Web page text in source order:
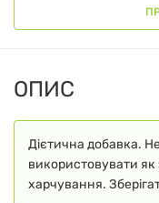
ОПИС
Дієтична добавка.
використовувати як
харчування.